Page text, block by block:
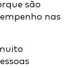
são
nas